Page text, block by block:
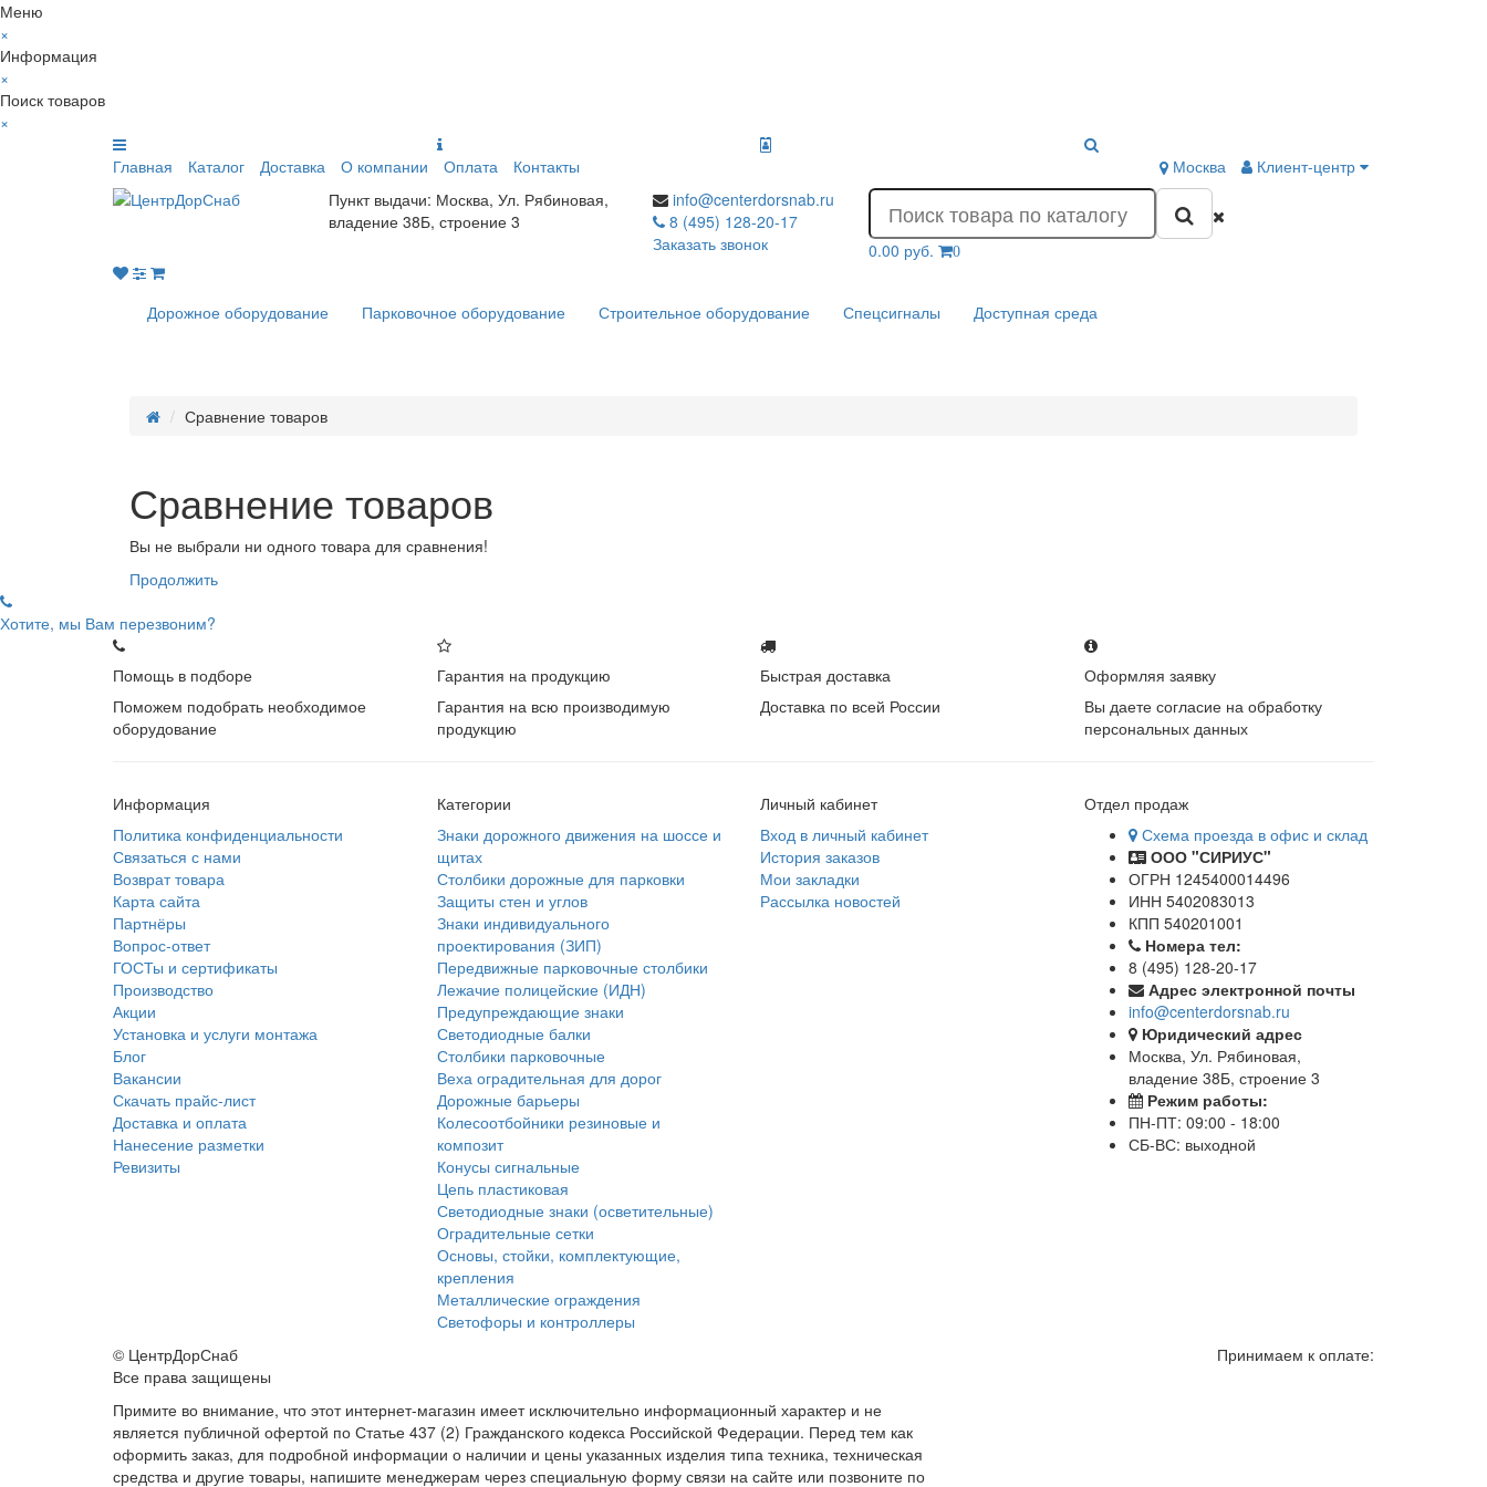
Меню
×
Информация
×
Поиск товаров
×
Главная
Каталог Доставка О компании Оплата Контакты Москва
Клиент-центр
Пункт выдачи: Москва, Ул. Рябиновая,
владение 38Б, строение 3
info@centerdorsnab.ru
8 (495) 128-20-17
Заказать звонок
0.00 руб. 0
Дорожное оборудование Парковочное оборудование Строительное оборудование Спецсигналы Доступная среда
Сравнение товаров
Сравнение товаров
Вы не выбрали ни одного товара для сравнения!
Продолжить
Хотите, мы Вам перезвоним?
Помощь в подборе
Поможем подобрать необходимое
оборудование
Гарантия на продукцию
Гарантия на всю производимую
продукцию
Быстрая доставка
Доставка по всей России
Оформляя заявку
Вы даете согласие на обработку
персональных данных
Информация
Политика конфиденциальности
Связаться с нами
Возврат товара
Карта сайта
Партнёры
Вопрос-ответ
ГОСТы и сертификаты
Производство
Акции
Установка и услуги монтажа
Блог
Вакансии
Скачать прайс-лист
Доставка и оплата
Нанесение разметки
Ревизиты
Категории
Знаки дорожного движения на шоссе и
щитах
Столбики дорожные для парковки
Защиты стен и углов
Знаки индивидуального
проектирования (ЗИП)
Передвижные парковочные столбики
Лежачие полицейские (ИДН)
Предупреждающие знаки
Светодиодные балки
Столбики парковочные
Веха оградительная для дорог
Дорожные барьеры
Колесоотбойники резиновые и
композит
Конусы сигнальные
Цепь пластиковая
Светодиодные знаки (осветительные)
Оградительные сетки
Основы, стойки, комплектующие,
крепления
Металлические ограждения
Светофоры и контроллеры
Личный кабинет
Вход в личный кабинет
История заказов
Мои закладки
Рассылка новостей
Отдел продаж
Схема проезда в офис и склад
ООО "СИРИУС"
ОГРН 1245400014496
ИНН 5402083013
КПП 540201001
Номера тел:
8 (495) 128-20-17
Адрес электронной почты
info@centerdorsnab.ru
Юридический адрес
Москва, Ул. Рябиновая,
владение 38Б, строение 3
Режим работы:
ПН-ПТ: 09:00 - 18:00
СБ-ВС: выходной
© ЦентрДорСнаб
Все права защищены
Примите во внимание, что этот интернет-магазин имеет исключительно информационный характер и не
является публичной офертой по Статье 437 (2) Гражданского кодекса Российской Федерации. Перед тем как
оформить заказ, для подробной информации о наличии и цены указанных изделия типа техника, техническая
средства и другие товары, напишите менеджерам через специальную форму связи на сайте или позвоните по
Принимаем к оплате: